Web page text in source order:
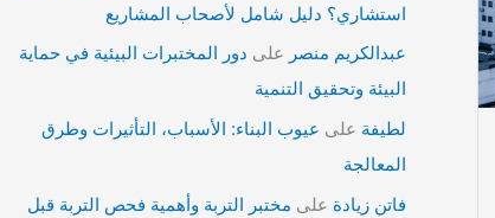
استشاري؟ دليل شامل لأصحاب المشاريع
عبدالكريم منصر على دور المختبرات البيئية في حماية
البيئة وتحقيق التنمية
لطيفة على عيوب البناء: الأسباب، التأثيرات وطرق
المعالجة
فاتن زيادة على مختبر التربة وأهمية فحص التربة قبل